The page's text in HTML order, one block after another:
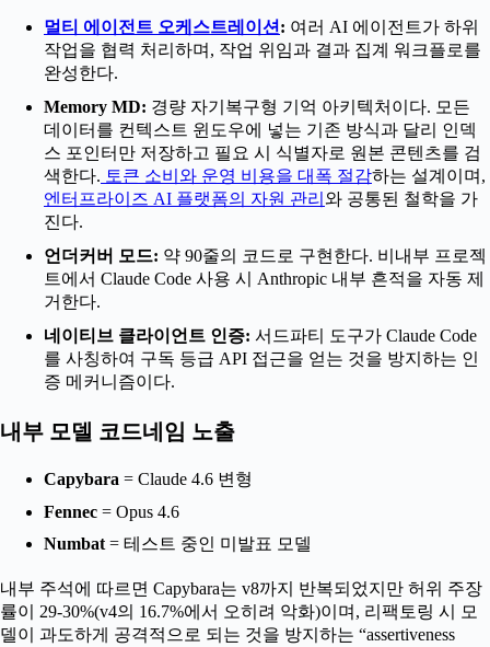
멀티 에이전트 오케스트레이션 : 여러 AI 에이전트가 하위
작업을 협력 처리하며, 작업 위임과 결과 집계 워크플로를
완성한다.
Memory MD: 경량 자기복구형 기억 아키텍처이다. 모든
데이터를 컨텍스트 윈도우에 넣는 기존 방식과 달리 인덱
스 포인터만 저장하고 필요 시 식별자로 원본 콘텐츠를 검
색한다. 토큰 소비와 운영 비용을 대폭 절감하는 설계이며,
엔터프라이즈 AI 플랫폼의 자원 관리 와 공통된 철학을 가
진다.
언더커버 모드: 약 90줄의 코드로 구현한다. 비내부 프로젝
트에서 Claude Code 사용 시 Anthropic 내부 흔적을 자동 제
거한다.
네이티브 클라이언트 인증: 서드파티 도구가 Claude Code
를 사칭하여 구독 등급 API 접근을 얻는 것을 방지하는 인
증 메커니즘이다.
내부 모델 코드네임 노출
Capybara = Claude 4.6 변형
Fennec = Opus 4.6
Numbat = 테스트 중인 미발표 모델
내부 주석에 따르면 Capybara는 v8까지 반복되었지만 허위 주장
률이 29-30%(v4의 16.7%에서 오히려 악화)이며, 리팩토링 시 모
델이 과도하게 공격적으로 되는 것을 방지하는 “assertiveness